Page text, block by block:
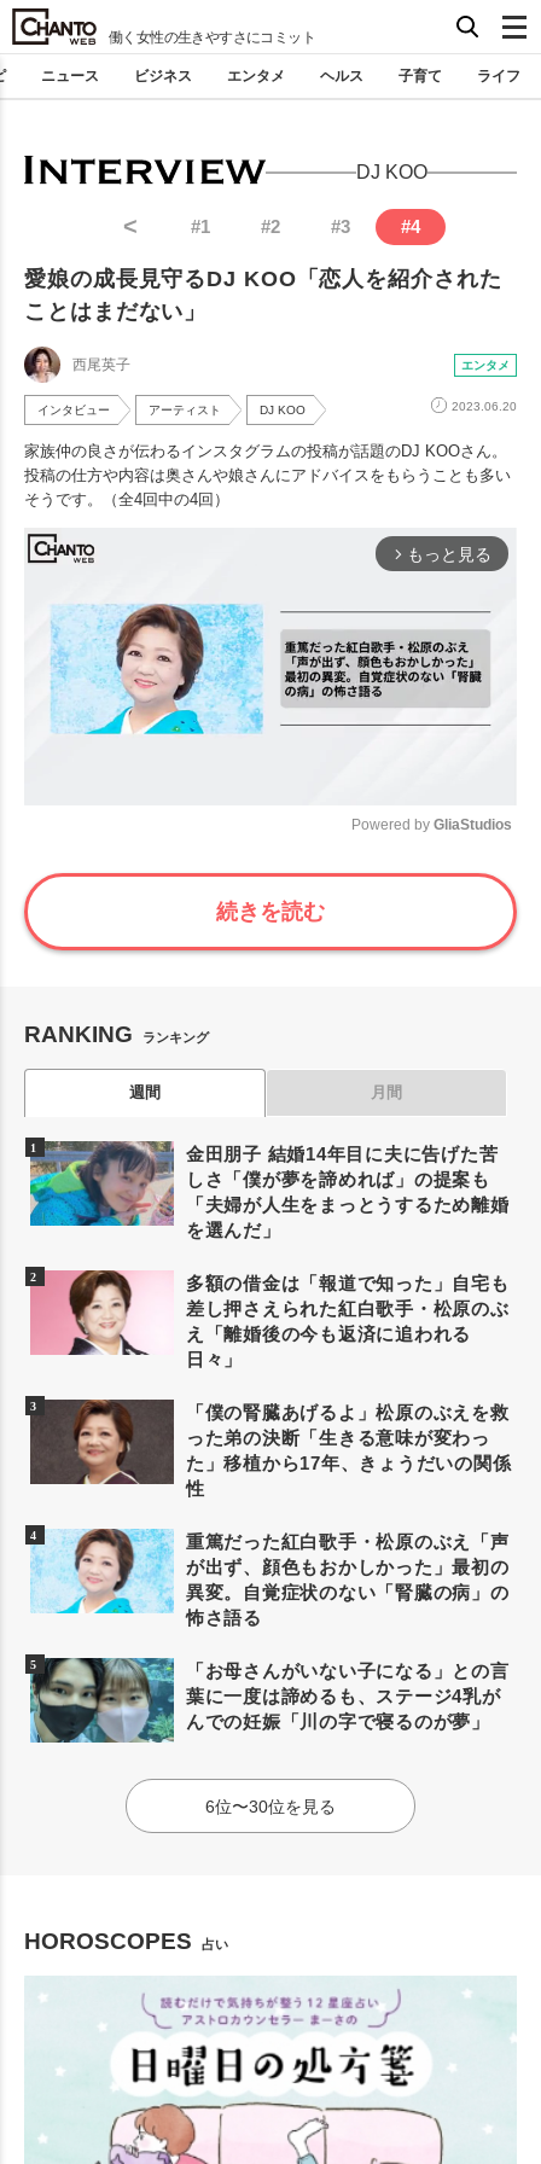
働く女性の生きやすさにコミット
ニュース ビジネス エンタメ ヘルス 子育て ライフ
DJ KOO
< #1 #2 #3 #4
愛娘の成長見守るDJ KOO「恋人を紹介された
ことはまだない」
西尾英子 エンタメ
インタビュー アーティスト DJ KOO 2023.06.20
家族仲の良さが伝わるインスタグラムの投稿が話題のDJ KOOさん。
投稿の仕方や内容は奥さんや娘さんにアドバイスをもらうことも多い
そうです。（全4回中の4回）
arrow_forward_ios もっと見る
Mute
Powered by GliaStudios
続きを読む
RANKING ランキング
週間 月間
金田朋子 結婚14年目に夫に告げた苦
しさ「僕が夢を諦めれば」の提案も
「夫婦が人生をまっとうするため離婚
を選んだ」
多額の借金は「報道で知った」自宅も
差し押さえられた紅白歌手・松原のぶ
え「離婚後の今も返済に追われる
日々」
「僕の腎臓あげるよ」松原のぶえを救
った弟の決断「生きる意味が変わっ
た」移植から17年、きょうだいの関係
性
重篤だった紅白歌手・松原のぶえ「声
が出ず、顔色もおかしかった」最初の
異変。自覚症状のない「腎臓の病」の
怖さ語る
「お母さんがいない子になる」との言
葉に一度は諦めるも、ステージ4乳が
んでの妊娠「川の字で寝るのが夢」
6位〜30位を見る
HOROSCOPES 占い